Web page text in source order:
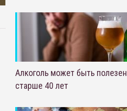
Алкоголь может быть
старше 40 лет